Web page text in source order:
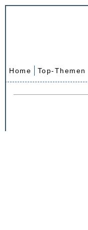
Home Top-Themen